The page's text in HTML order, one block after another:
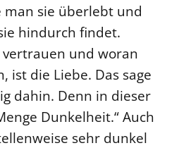
sie überlebt und
hindurch findet.
und woran
ist die Liebe. Das sage
dahin. Denn in dieser
Dunkelheit.“ Auch
sehr dunkel